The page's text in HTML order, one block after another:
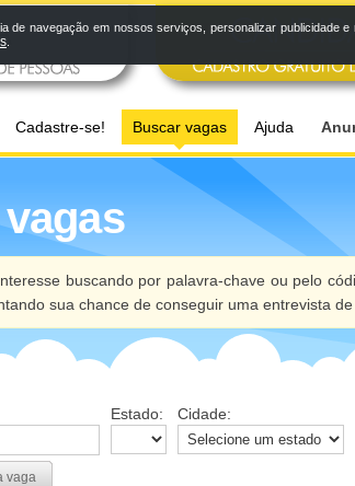
Cadastre-se! Buscar vagas Ajuda
buscando por palavra-chave ou pelo
sua chance de conseguir uma entrevista de
Estado: Cidade:
vaga
navegação em nossos serviços, personalizar publicidade